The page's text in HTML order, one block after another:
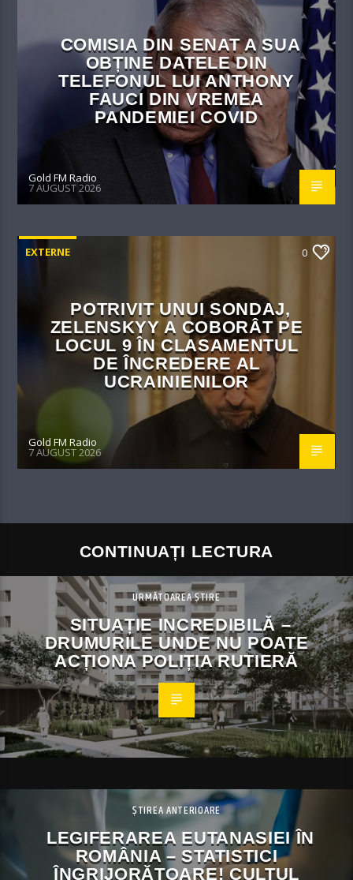
COMISIA DIN SENAT A SUA
OBȚINE DATELE DIN
TELEFONUL LUI ANTHONY
FAUCI DIN VREMEA
PANDEMIEI COVID
Gold FM Radio
7 AUGUST 2026
EXTERNE 0
POTRIVIT UNUI SONDAJ,
ZELENSKYY A COBORÂT PE
LOCUL 9 ÎN CLASAMENTUL
DE ÎNCREDERE AL
UCRAINIENILOR
Gold FM Radio
7 AUGUST 2026
CONTINUAȚI LECTURA
URMĂTOAREA ȘTIRE
SITUAȚIE INCREDIBILĂ –
DRUMURILE UNDE NU POATE
ACȚIONA POLIȚIA RUTIERĂ
ȘTIREA ANTERIOARE
LEGIFERAREA EUTANASIEI ÎN
ROMÂNIA – STATISTICI
ÎNGRIJORĂTOARE! CULTUL